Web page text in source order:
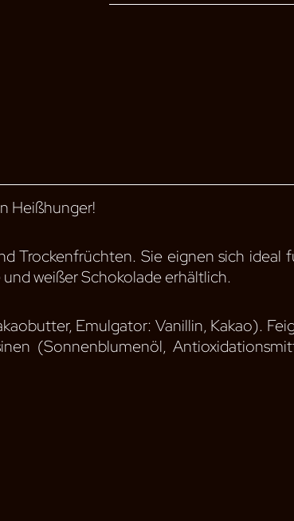
Heißhunger!
Trockenfrüchten. Sie eignen sich ideal
weißer Schokolade erhältlich.
Emulgator: Vanillin, Kakao).
(Sonnenblumenöl,